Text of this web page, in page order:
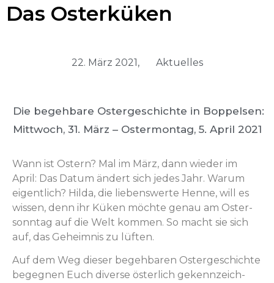
Das Osterküken
22. März 2021, Aktuelles
Die begehbare Ostergeschichte in Boppelsen:
Mittwoch, 31. März – Ostermontag, 5. April 2021
Wann ist Ostern? Mal im März, dann wieder im
April: Das Datum ändert sich jedes Jahr. Warum
eigentlich? Hil­da, die liebenswerte Henne, will es
wis­sen, denn ihr Küken möchte genau am Oster­
son­ntag auf die Welt kom­men. So macht sie sich
auf, das Geheim­nis zu lüften.
Auf dem Weg dieser bege­hbaren Ostergeschichte
begeg­nen Euch diverse öster­lich gekennze­ich­